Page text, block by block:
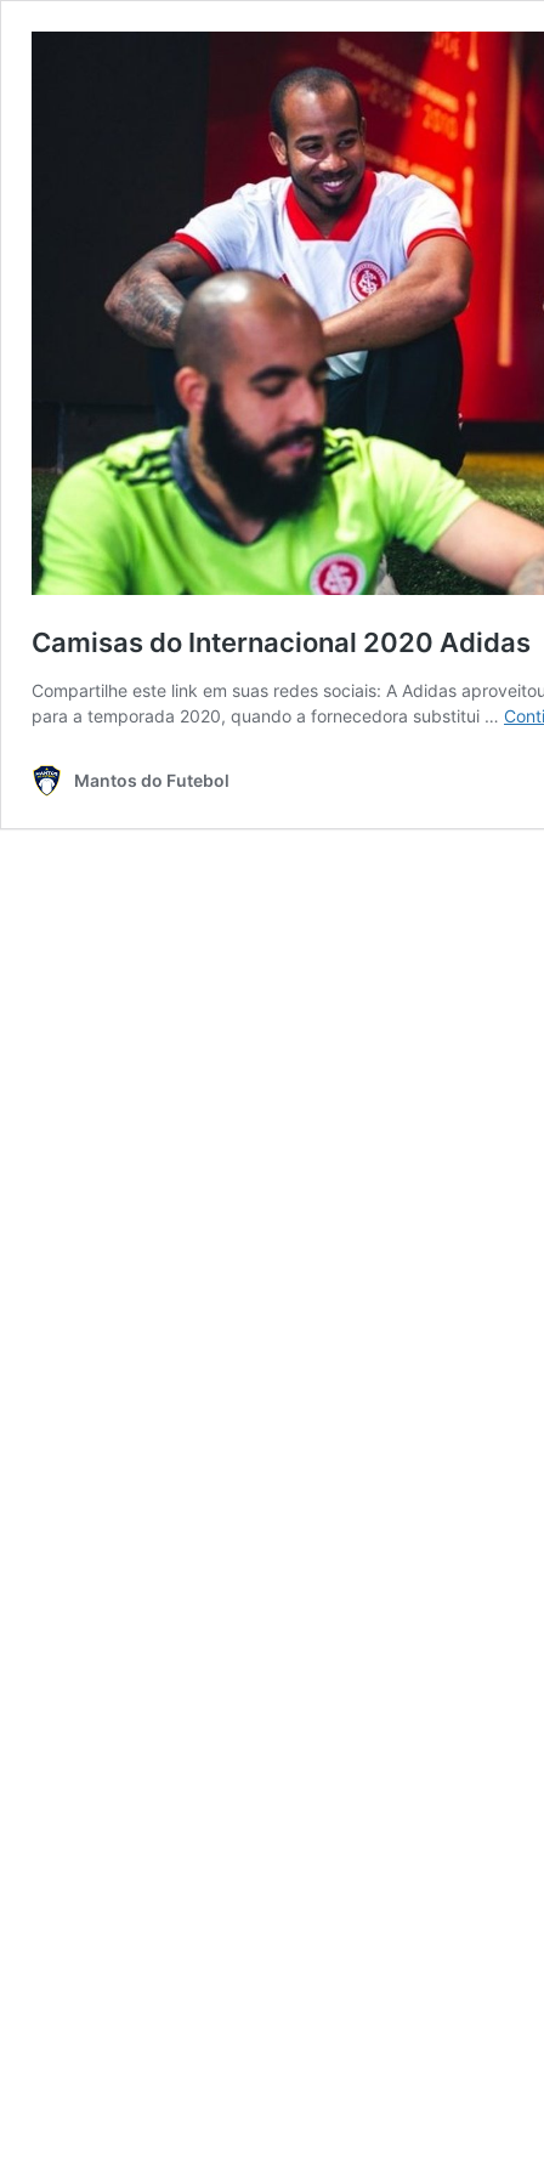
Camisas do Internacional 2020 Adidas
Compartilhe este link em suas redes sociais: A Adidas
para a temporada 2020, quando a fornecedora substitui …
Mantos do Futebol